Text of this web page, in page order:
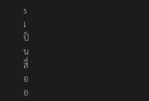
r
s
เ
ป็
น
สื่
อ